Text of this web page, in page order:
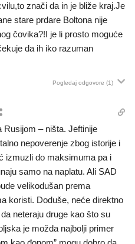
znači da in je bliže kraj.Je
stare prdare Boltona nije
čovika?!I je li prosto moguće
da ih iko razuman
Pogledaj odgovore (1)
Rusijom – ništa. Jeftinije
nepoverenje zbog istorije i
izmuzli do maksimuma pa i
samo na naplatu. Ali SAD
velikodušan prema
koristi. Doduše, neće direktno
neteraju druge kao što su
je možda najbolji primer